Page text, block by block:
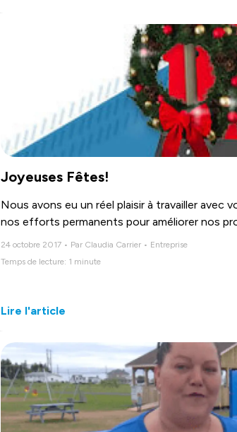
Joyeuses Fêtes!
Nous avons eu un réel plaisir à travailler avec
nos efforts permanents pour améliorer nos
24 octobre 2017 • Par Claudia Carrier • Entreprise
Temps de lecture: 1 minute
Lire l'article